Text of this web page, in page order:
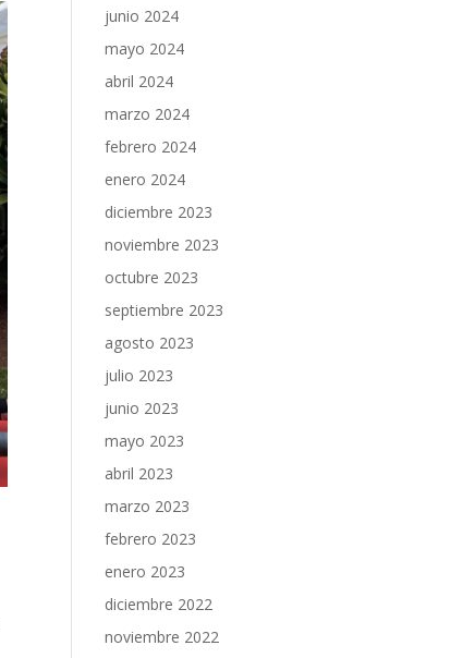
junio 2024
mayo 2024
abril 2024
marzo 2024
febrero 2024
enero 2024
diciembre 2023
noviembre 2023
octubre 2023
septiembre 2023
agosto 2023
julio 2023
junio 2023
mayo 2023
abril 2023
marzo 2023
febrero 2023
enero 2023
diciembre 2022
noviembre 2022